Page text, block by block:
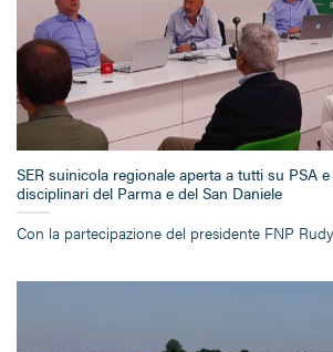
SER suinicola regionale aperta a tutti su PSA
disciplinari del Parma e del San Daniele
Con la partecipazione del presidente FNP